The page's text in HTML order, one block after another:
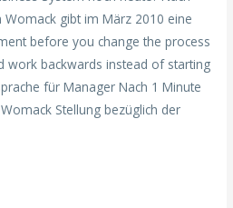
Womack gibt im März 2010 eine
before you change the process
work backwards instead of starting
für Manager Nach 1 Minute
Stellung bezüglich der